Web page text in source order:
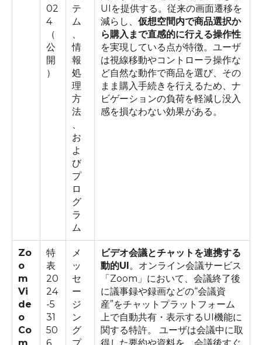
02
4
（
公
開
）
テ
ム
、
情
報
処
理
方
法
、
お
よ
び
プ
ロ
グ
ラ
ム
UIを提供する。従来の画面遷移を
減らし、 仮想空間内で商品選択か
ら購入まで直感的に行える操作性
を実現している点が特徴。ユーザ
は視線移動やコントローラ操作な
ど自然な動作で商品を選び、その
まま購入手続きを行えるため、ナ
ビゲーションの負荷を軽減し没入
感を損なわない効果がある。
Zo
o
m
Vi
de
o
Co
特
表
20
24
-5
31
50
メ
ッ
セ
ー
ジ
ン
グ
ビデオ会議とチャットを連携する
動的UI 。オンライン会議サービス
「Zoom」において、会議終了後
に議事録や録画などの“会議資
産”をチャットプラットフォーム
上で自動共有・表示するUI機能に
関する特許。 ユーザは会議中に取